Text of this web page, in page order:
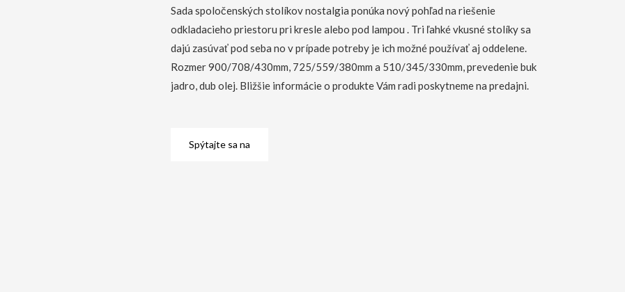
Sada spoločenských stolíkov nostalgia ponúka nový pohľad na riešenie
odkladacieho priestoru pri kresle alebo pod lampou . Tri ľahké vkusné stolíky sa
dajú zasúvať pod seba no v prípade potreby je ich možné používať aj oddelene.
Rozmer 900/708/430mm, 725/559/380mm a 510/345/330mm, prevedenie buk
jadro, dub olej. Bližšie informácie o produkte Vám radi poskytneme na predajni.
Spýtajte sa na